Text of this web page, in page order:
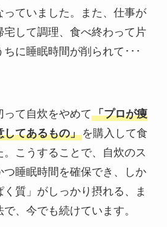
っていました。また、仕事が
して調理、食べ終わって片
に睡眠時間が削られて･･･
て自炊をやめて「プロが痩
してあるもの」を購入して食
こうすることで、自炊のス
つ睡眠時間を確保でき、しか
く質」がしっかり摂れる、ま
、今でも続けています。